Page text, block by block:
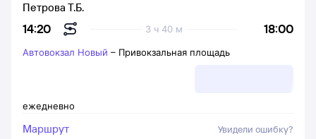
14:20 18:00
3 ч 40 м
Петрова Т.Б.
ежедневно
Автовокзал Новый – Привокзальная площадь
Маршрут Увидели ошибку?